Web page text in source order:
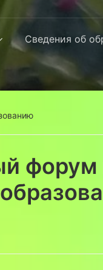
Сведения об
форум